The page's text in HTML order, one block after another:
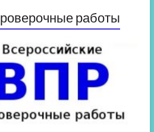
работы